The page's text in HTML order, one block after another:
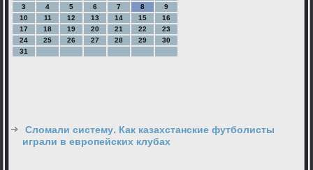
3
4 5 6 7 8
9
10
11 12 13 14 15
16
17
18 19 20 21 22
23
24
25 26 27 28 29
30
31
Сломали систему. Как казахстанские футболисты
играли в европейских клубах